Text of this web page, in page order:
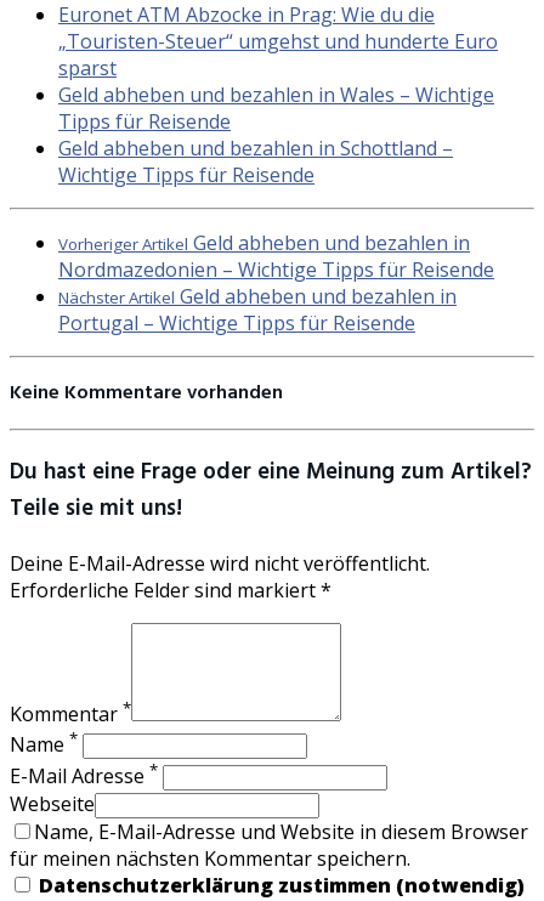
Euronet ATM Abzocke in Prag: Wie du die
„Touristen-Steuer“ umgehst und hunderte Euro
sparst
Geld abheben und bezahlen in Wales – Wichtige
Tipps für Reisende
Geld abheben und bezahlen in Schottland –
Wichtige Tipps für Reisende
Vorheriger Artikel Geld abheben und bezahlen in
Nordmazedonien – Wichtige Tipps für Reisende
Nächster Artikel Geld abheben und bezahlen in
Portugal – Wichtige Tipps für Reisende
Keine Kommentare vorhanden
Du hast eine Frage oder eine Meinung zum Artikel?
Teile sie mit uns!
Deine E-Mail-Adresse wird nicht veröffentlicht.
Erforderliche Felder sind markiert *
Kommentar *
Name *
E-Mail Adresse *
Webseite
Name, E-Mail-Adresse und Website in diesem Browser
für meinen nächsten Kommentar speichern.
Datenschutzerklärung zustimmen (notwendig)